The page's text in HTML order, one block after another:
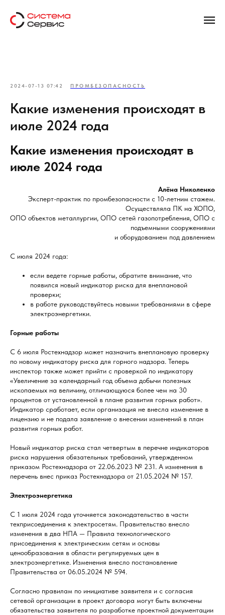
2024-07-13 07:42 ПРОМБЕЗОПАСНОСТЬ
Какие изменения происходят в
июле 2024 года
Какие изменения происходят в
июле 2024 года
Алёна Николенко
Эксперт-практик по промбезопасности с 10-летним стажем.
Осуществляла ПК на ХОПО,
ОПО объектов металлургии, ОПО сетей газопотребления, ОПО с
подъемными сооружениями
и оборудованием под давлением
С июля 2024 года:
если ведете горные работы, обратите внимание, что
появился новый индикатор риска для внеплановой
проверки;
в работе руководствуйтесь новыми требованиями в сфере
электроэнергетики.
Горные работы
С 6 июля Ростехнадзор может назначить внеплановую проверку
по новому индикатору риска для горного надзора. Теперь
инспектор также может прийти с проверкой по индикатору
«Увеличение за календарный год объема добычи полезных
ископаемых на величину, отличающуюся более чем на 30
процентов от установленной в плане развития горных работ».
Индикатор сработает, если организация не внесла изменение в
лицензию и не подала заявление о внесении изменений в план
развития горных работ.
Новый индикатор риска стал четвертым в перечне индикаторов
риска нарушения обязательных требований, утвержденном
приказом Ростехнадзора от 22.06.2023 № 231. А изменения в
перечень внес приказ Ростехнадзора от 21.05.2024 № 157.
Электроэнергетика
С 1 июля 2024 года уточняется законодательство в части
техприсоединения к электросетям. Правительство внесло
изменения в два НПА — Правила технологического
присоединения к электрическим сетям и основы
ценообразования в области регулируемых цен в
электроэнергетике. Изменения внесло постановление
Правительства от 06.05.2024 № 594.
Согласно правилам по инициативе заявителя и с согласия
сетевой организации в проект договора могут быть включены
обязательства заявителя по разработке проектной документации